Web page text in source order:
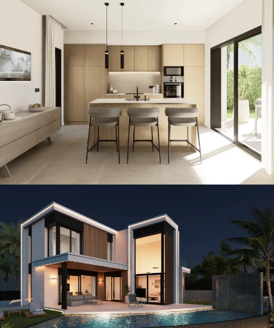
CONSTRUCCIÓN / THE ISLAND / VILLAS
Infinity · Island
CONSTRUCCIÓN / THE ISLAND / VILLAS